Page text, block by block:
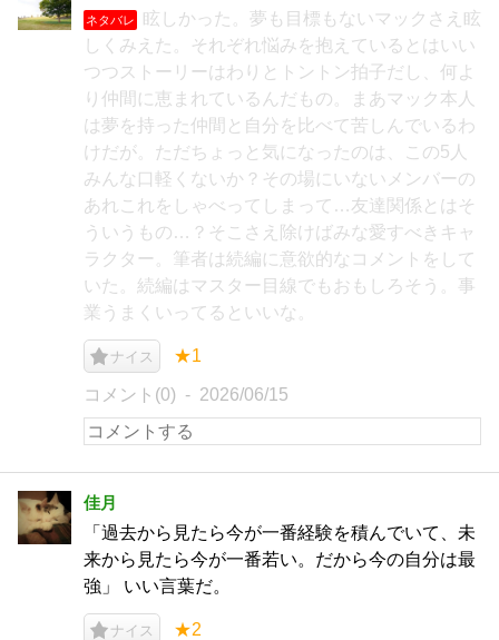
ネタバレ
眩しかった。夢も目標もないマックさえ眩
しくみえた。それぞれ悩みを抱えているとはいい
つつストーリーはわりとトントン拍子だし、何よ
り仲間に恵まれているんだもの。まあマック本人
は夢を持った仲間と自分を比べて苦しんでいるわ
けだが。ただちょっと気になったのは、この5人
みんな口軽くないか？その場にいないメンバーの
あれこれをしゃべってしまって…友達関係とはそ
ういうもの…？そこさえ除けばみな愛すべきキャ
ラクター。筆者は続編に意欲的なコメントをして
いた。続編はマスター目線でもおもしろそう。事
業うまくいってるといいな。
ナイス ★1
コメント(0) 2026/06/15
佳月
「過去から見たら今が一番経験を積んでいて、未
来から見たら今が一番若い。だから今の自分は最
強」 いい言葉だ。
ナイス ★2